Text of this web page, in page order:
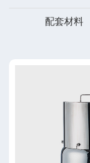
配套材料